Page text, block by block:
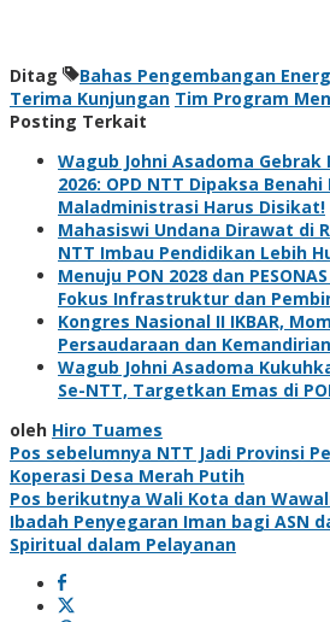
Ditag Bahas Pengembangan
Terima Kunjungan Tim Program
Posting Terkait
Wagub Johni Asadoma
2026: OPD NTT Dipaksa Benahi
Maladministrasi Harus Disikat!
Mahasiswi Undana Dirawat di
NTT Imbau Pendidikan Lebih
Menuju PON 2028 dan
Fokus Infrastruktur dan
Kongres Nasional II IKBAR,
Persaudaraan dan
Wagub Johni Asadoma
Se-NTT, Targetkan Emas di
oleh Hiro Tuames
Navigasi
pos
Pos sebelumnya NTT Jadi Provinsi
Koperasi Desa Merah Putih
Pos berikutnya Wali Kota dan
Ibadah Penyegaran Iman bagi ASN
Spiritual dalam Pelayanan